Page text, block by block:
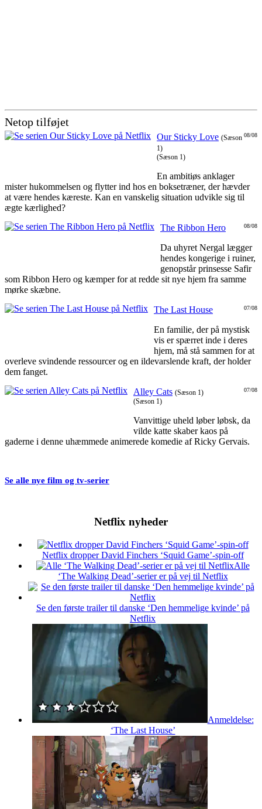
Netop tilføjet
08/08
Our Sticky Love (Sæson
1)
(Sæson 1)
En ambitiøs anklager
mister hukommelsen og flytter ind hos en boksetræner, der hævder
at være hendes kæreste. Kan en vanskelig situation udvikle sig til
ægte kærlighed?
08/08
The Ribbon Hero
Da uhyret Nergal lægger
hendes kongerige i ruiner,
genopstår prinsesse Safir
som Ribbon Hero og kæmper for at redde sit nye hjem fra samme
mørke skæbne.
07/08
The Last House
En familie, der på mystisk
vis er spærret inde i deres
hjem, må stå sammen for at
overleve svindende ressourcer og en ildevarslende kraft, der holder
dem fanget.
07/08
Alley Cats (Sæson 1)
(Sæson 1)
Vanvittige uheld løber løbsk, da
vilde katte skaber kaos på
gaderne i denne uhæmmede animerede komedie af Ricky Gervais.
Se alle nye film og tv-serier
Netflix nyheder
Netflix dropper David Finchers ‘Squid Game’-spin-off
Alle
‘The Walking Dead’-serier er på vej til Netflix
Se den første trailer til danske ‘Den hemmelige kvinde’ på
Netflix
Anmeldelse:
‘The Last House’